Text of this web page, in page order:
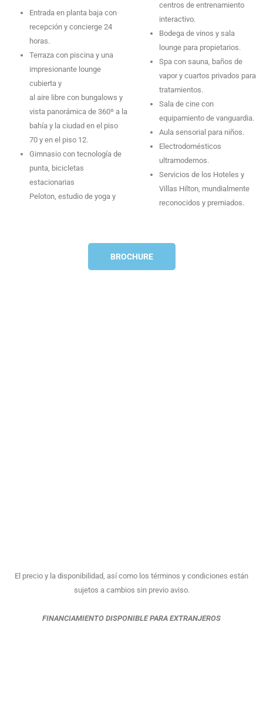
Entrada en planta baja con
recepción y concierge 24
horas.
Terraza con piscina y una
impresionante lounge
cubierta y
al aire libre con bungalows y
vista panorámica de 360º a la
bahía y la ciudad en el piso
70 y en el piso 12.
Gimnasio con tecnología de
punta, bicicletas
estacionarias
Peloton, estudio de yoga y
centros de entrenamiento
interactivo.
Bodega de vinos y sala
lounge para propietarios.
Spa con sauna, baños de
vapor y cuartos privados para
tratamientos.
Sala de cine con
equipamiento de vanguardia.
Aula sensorial para niños.
Electrodomésticos
ultramodernos.
Servicios de los Hoteles y
Villas Hilton, mundialmente
reconocidos y premiados.
BROCHURE
El precio y la disponibilidad, así como los términos y condiciones están
sujetos a cambios sin previo aviso.
FINANCIAMIENTO DISPONIBLE PARA EXTRANJEROS